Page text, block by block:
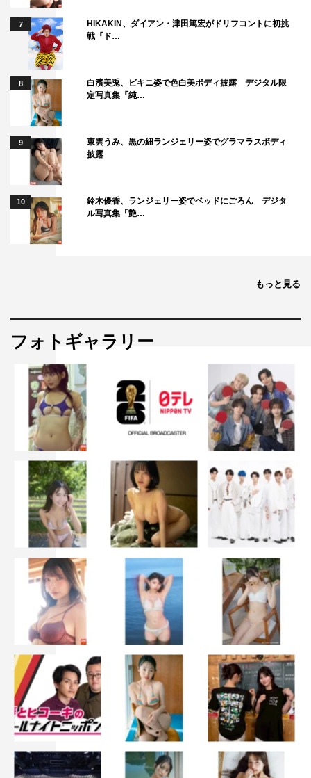
7
HIKAKIN、ダイアン・津田篤宏がドリフコントに初挑
戦『ド…
8
白濱美兎、ビキニ姿で色白美ボディ披露 デジタル限
定写真集『純…
9
東雲うみ、黒の紐ランジェリー姿でグラマラスボディ
披露
10
鈴木優香、ランジェリー姿でベッドにごろん デジタ
ル写真集「艶…
もっと見る
フォトギャラリー